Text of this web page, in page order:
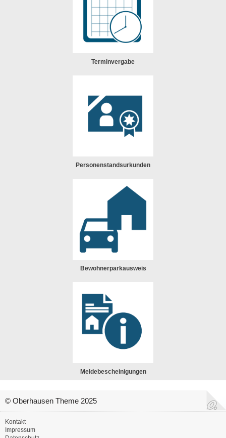
Terminvergabe
Personenstandsurkunden
Bewohnerparkausweis
Meldebescheinigungen
© Oberhausen Theme 2025
Kontakt
Impressum